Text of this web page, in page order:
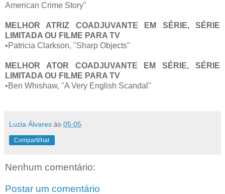
American Crime Story"
MELHOR ATRIZ COADJUVANTE EM SÉRIE, SÉRIE
LIMITADA OU FILME PARA TV
•Patricia Clarkson, "Sharp Objects"
MELHOR ATOR COADJUVANTE EM SÉRIE, SÉRIE
LIMITADA OU FILME PARA TV
•Ben Whishaw, "A Very English Scandal"
Luzia Álvares às 05:05
Compartilhar
Nenhum comentário:
Postar um comentário